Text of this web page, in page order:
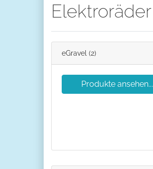
Elektroräder
eGravel (2)
Produkte ansehen...